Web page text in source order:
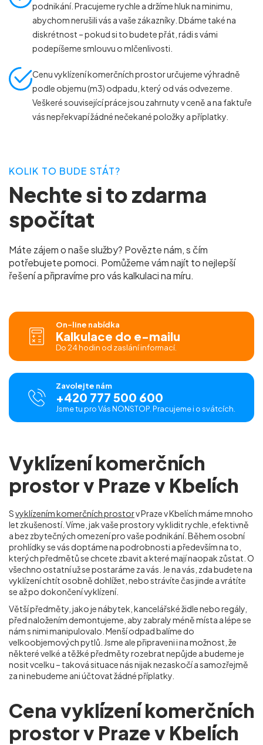
podnikání. Pracujeme rychle a držíme hluk na minimu,
abychom nerušili vás a vaše zákazníky. Dbáme také na
diskrétnost – pokud si to budete přát, rádi s vámi
podepíšeme smlouvu o mlčenlivosti.
Cenu vyklízení komerčních prostor určujeme výhradně
podle objemu (m3) odpadu, který od vás odvezeme.
Veškeré související práce jsou zahrnuty v ceně a na faktuře
vás nepřekvapí žádné nečekané položky a příplatky.
KOLIK TO BUDE STÁT?
Nechte si to zdarma
spočítat
Máte zájem o naše služby? Povězte nám, s čím
potřebujete pomoci. Pomůžeme vám najít to nejlepší
řešení a připravíme pro vás kalkulaci na míru.
On-line nabídka
Kalkulace do e-mailu
Do 24 hodin od zaslání informací.
Zavolejte nám
+420 777 500 600
Jsme tu pro Vás NONSTOP. Pracujeme i o svátcích.
Vyklízení komerčních
prostor v Praze v Kbelích
Svyklízením komerčních prostorv Praze v Kbelích máme mnoho
let zkušeností. Víme, jak vaše prostory vyklidit rychle, efektivně
a bez zbytečných omezení pro vaše podnikání. Během osobní
prohlídky se vás doptáme na podrobnosti a především na to,
kterých předmětů se chcete zbavit a které mají naopak zůstat. O
všechno ostatní už se postaráme za vás. Je na vás, zda budete na
vyklízení chtít osobně dohlížet, nebo strávíte čas jinde a vrátíte
se až po dokončení vyklízení.
Větší předměty, jako je nábytek, kancelářské židle nebo regály,
před naložením demontujeme, aby zabraly méně místa a lépe se
nám s nimi manipulovalo. Menší odpad balíme do
velkoobjemových pytlů. Jsme ale připraveni i na možnost, že
některé velké a těžké předměty rozebrat nepůjde a budeme je
nosit vcelku – taková situace nás nijak nezaskočí a samozřejmě
za ni nebudeme ani účtovat žádné příplatky.
Cena vyklízení komerčních
prostor v Praze v Kbelích